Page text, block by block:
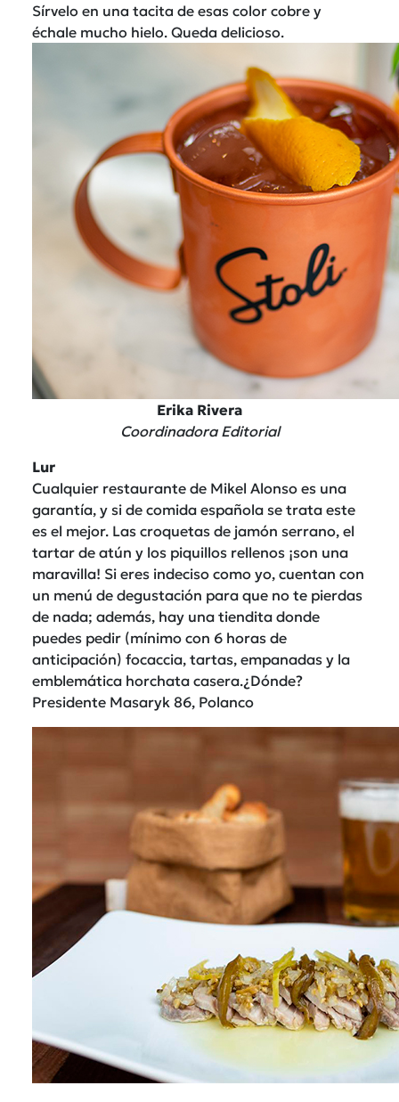
Sírvelo en una tacita de esas color cobre y
échale mucho hielo. Queda delicioso.
Erika Rivera
Coordinadora Editorial
Lur
Cualquier restaurante de Mikel Alonso es una
garantía, y si de comida española se trata este
es el mejor. Las croquetas de jamón serrano, el
tartar de atún y los piquillos rellenos ¡son una
maravilla! Si eres indeciso como yo, cuentan con
un menú de degustación para que no te pierdas
de nada; además, hay una tiendita donde
puedes pedir (mínimo con 6 horas de
anticipación) focaccia, tartas, empanadas y la
emblemática horchata casera.¿Dónde?
Presidente Masaryk 86, Polanco